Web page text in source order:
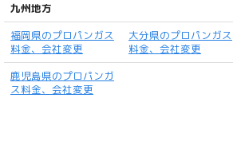
九州地方
福岡県のプロパンガス
料金、会社変更
大分県のプロパンガス
料金、会社変更
鹿児島県のプロパンガ
ス料金、会社変更